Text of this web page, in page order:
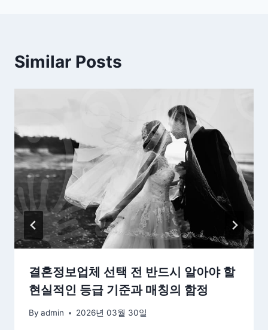
Similar Posts
결혼정보업체 선택 전 반드시 알아야 할
현실적인 등급 기준과 매칭의 함정
By admin 2026년 03월 30일